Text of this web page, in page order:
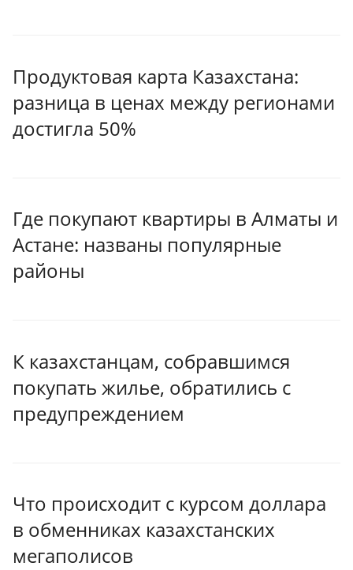
Продуктовая карта Казахстана:
разница в ценах между регионами
достигла 50%
Где покупают квартиры в Алматы и
Астане: названы популярные
районы
К казахстанцам, собравшимся
покупать жилье, обратились с
предупреждением
Что происходит с курсом доллара
в обменниках казахстанских
мегаполисов